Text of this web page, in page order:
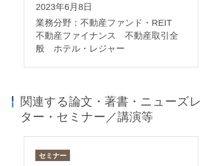
2023年6月8日
業務分野：不動産ファンド・REIT
不動産ファイナンス 不動産取引全
般 ホテル・レジャー
関連する論文・著書・ニューズレ
ター・セミナー／講演等
セミナー